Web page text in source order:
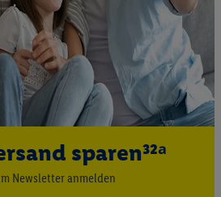
sparen³²ᵃ
Newsletter anmelden